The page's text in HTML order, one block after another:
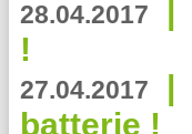
28.04.2017 |
!
27.04.2017 |
batterie !